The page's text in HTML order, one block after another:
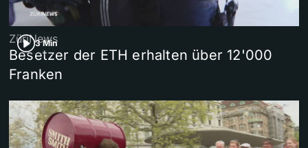
3 Min
ZüriNews
Besetzer der ETH erhalten über 12'000
Franken